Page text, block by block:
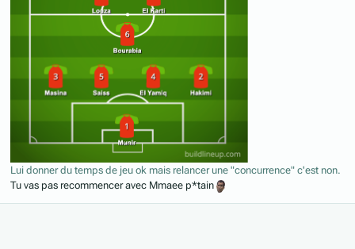
Lui donner du temps de jeu ok mais relancer une "concurrence" c'est non.
Tu vas pas recommencer avec Mmaee p*tain